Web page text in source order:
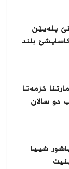
پلەیێن
بلند
خزمەتا
دو سالان
شییا